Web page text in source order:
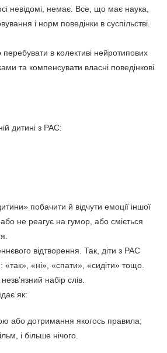
невідомі, немає. Все, що має наука,
і норм поведінки в суспільстві.
в колективі нейротипових
та компенсувати власні поведінкові
дитині з РАС:
побачити й відчути емоції іншої
не реагує на гумор, або сміється
відтворення. Так, діти з РАС
«так», «ні», «спати», «сидіти» тощо.
набір слів.
як:
або дотримання якогось правила;
і більше нічого.